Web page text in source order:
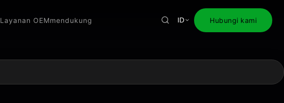
Layanan OEMmendukung ID Hubungi kami